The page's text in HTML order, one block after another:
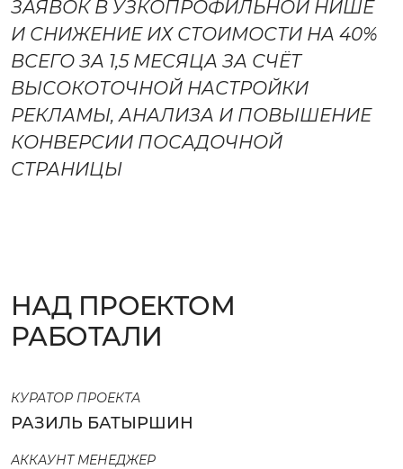
ЗАЯВОК В УЗКОПРОФИЛЬНОЙ НИШЕ
И СНИЖЕНИЕ ИХ СТОИМОСТИ НА 40%
ВСЕГО ЗА 1,5 МЕСЯЦА ЗА СЧЁТ
ВЫСОКОТОЧНОЙ НАСТРОЙКИ
РЕКЛАМЫ, АНАЛИЗА И ПОВЫШЕНИЕ
КОНВЕРСИИ ПОСАДОЧНОЙ
СТРАНИЦЫ
НАД ПРОЕКТОМ
РАБОТАЛИ
КУРАТОР ПРОЕКТА
РАЗИЛЬ БАТЫРШИН
АККАУНТ МЕНЕДЖЕР
ОБСУДИТЬ ПРОЕКТ